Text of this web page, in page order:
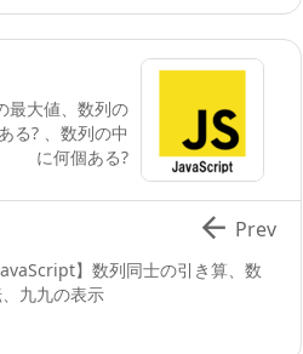
最大値、数列の
る? 、数列の中
に何個ある?
】数列同士の引き算、数
九九の表示
 Prev